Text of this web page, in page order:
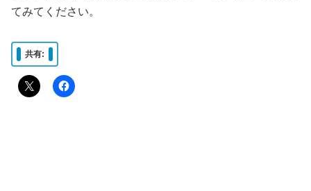
てみてください。
共有: